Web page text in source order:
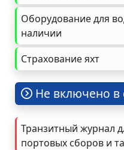
Оборудование для
наличии
Страхование яхт
Не включено в
Транзитный журнал
портовых сборов и